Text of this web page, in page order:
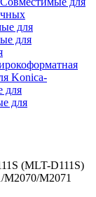
для
для
Konica-
для
для
(MLT-D111S)
M2071